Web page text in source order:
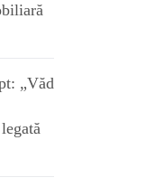
„Văd